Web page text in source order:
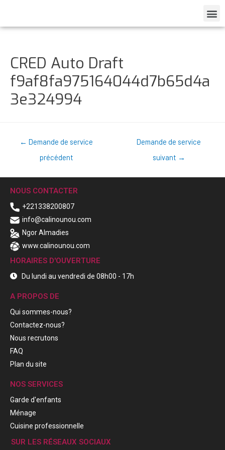
CRED Auto Draft
f9af8fa975164044d7b65d4a
3e324994
← Demande de service
précédent
Demande de service
suivant →
NOUS CONTACTER
+221338200807
info@calinounou.com
Ngor Almadies
www.calinounou.com
HORAIRES D'OUVERTURE
Du lundi au vendredi de 08h00 - 17h
A PROPOS DE
Qui sommes-nous?
Contactez-nous?
Nous recrutons
FAQ
Plan du site
NOS SERVICES
Garde d'enfants
Ménage
Cuisine professionnelle
SUR LES RÉSEAUX SOCIAUX